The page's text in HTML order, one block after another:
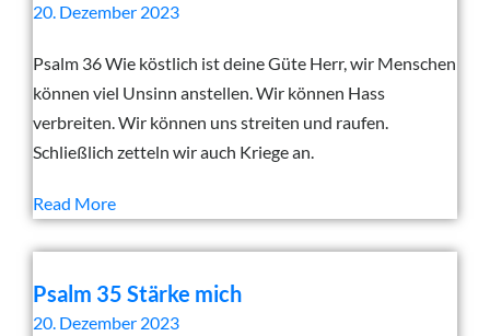
20. Dezember 2023
Psalm 36 Wie köstlich ist deine Güte Herr, wir Menschen
können viel Unsinn anstellen. Wir können Hass
verbreiten. Wir können uns streiten und raufen.
Schließlich zetteln wir auch Kriege an.
Read More
Psalm 35 Stärke mich
20. Dezember 2023